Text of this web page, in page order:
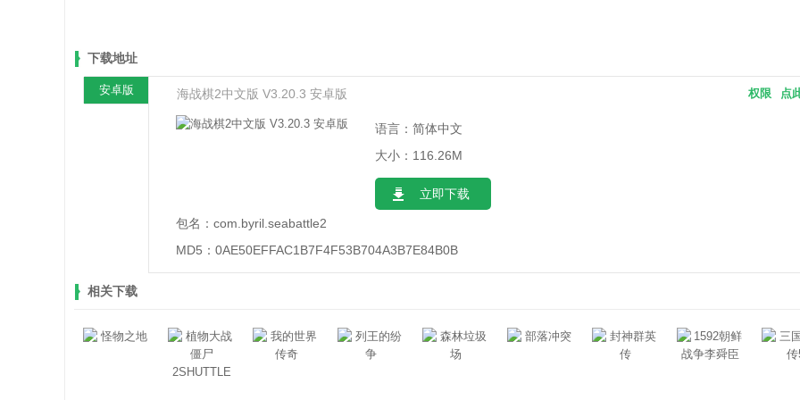
下载地址
安卓版 海战棋2中文版 V3.20.3 安卓版 点
权限
语言：简体中文
大小：116.26M
立即下载
包名： com.byril.seabattle2
MD5： 0AE50EFFAC1B7F4F53B704A3B7E84B0B
相关下载